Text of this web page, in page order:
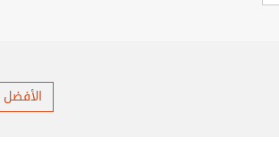
الأفضل